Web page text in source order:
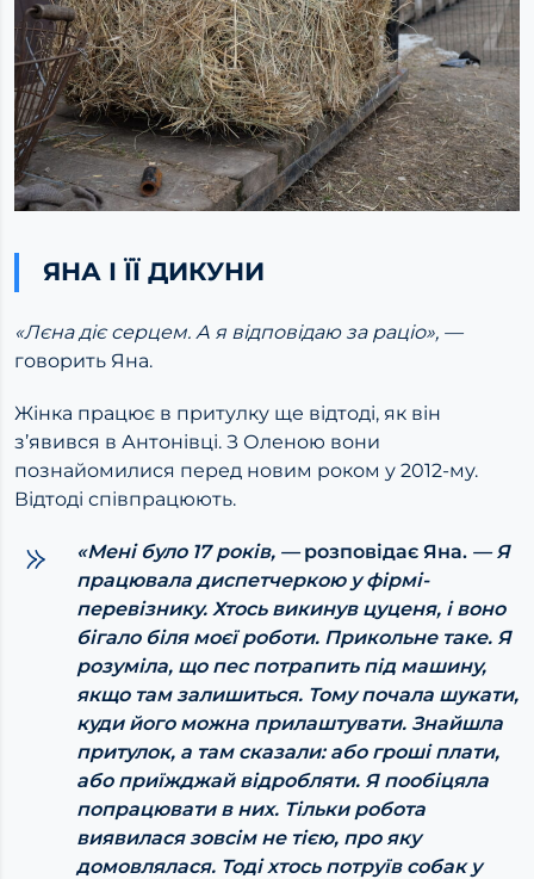
ЯНА І ЇЇ ДИКУНИ
«Лєна діє серцем. А я відповідаю за раціо», —
говорить Яна.
Жінка працює в притулку ще відтоді, як він
з’явився в Антонівці. З Оленою вони
познайомилися перед новим роком у 2012-му.
Відтоді співпрацюють.
«Мені було 17 років, —розповідає Яна. — Я
працювала диспетчеркою у фірмі-
перевізнику. Хтось викинув цуценя, і воно
бігало біля моєї роботи. Прикольне таке. Я
розуміла, що пес потрапить під машину,
якщо там залишиться. Тому почала шукати,
куди його можна прилаштувати. Знайшла
притулок, а там сказали: або гроші плати,
або приїжджай відробляти. Я пообіцяла
попрацювати в них. Тільки робота
виявилася зовсім не тією, про яку
домовлялася. Тоді хтось потруїв собак у